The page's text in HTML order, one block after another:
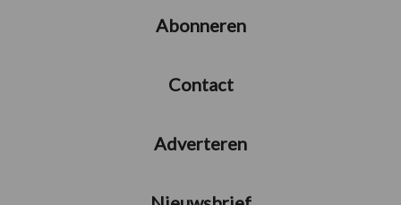
Abonneren
Contact
Adverteren